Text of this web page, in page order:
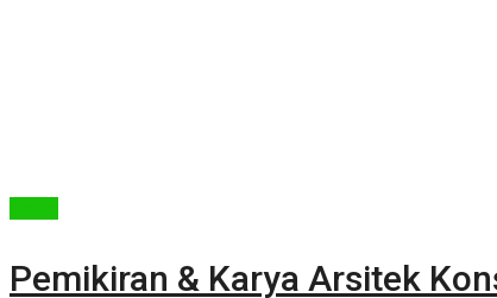
Pemikiran & Karya Arsitek